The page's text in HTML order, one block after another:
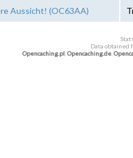
Aussicht! (OC63AA)
Data obtained
Opencaching.pl Opencaching.de